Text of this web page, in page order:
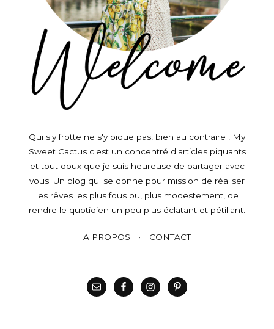
Qui s'y frotte ne s'y pique pas, bien au contraire ! My
Sweet Cactus c'est un concentré d'articles piquants
et tout doux que je suis heureuse de partager avec
vous. Un blog qui se donne pour mission de réaliser
les rêves les plus fous ou, plus modestement, de
rendre le quotidien un peu plus éclatant et pétillant.
A PROPOS CONTACT